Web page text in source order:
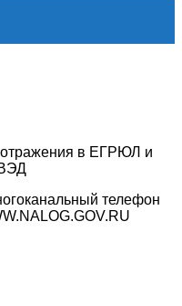
отражения в ЕГРЮЛ и
телефон